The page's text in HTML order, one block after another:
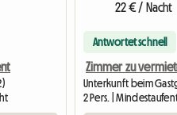
22 € / Nacht
Antwortet schnell
Zimmer zu
Unterkunft beim
2 Pers. |